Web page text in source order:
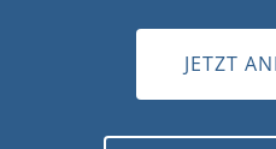
JETZT